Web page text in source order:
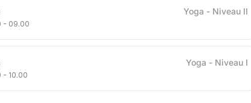
Yoga - Niveau II
- 09.00
Yoga - Niveau I
- 10.00